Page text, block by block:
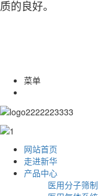
质的良好。
菜单
网站首页
走进新华
产品中心
医用分子筛